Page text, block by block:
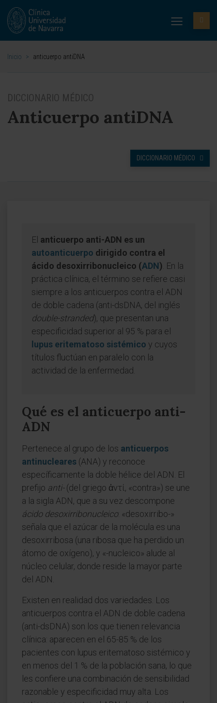
Inicio > anticuerpo antiDNA
DICCIONARIO MÉDICO
Anticuerpo antiDNA
DICCIONARIO MÉDICO
El anticuerpo anti-ADN es un
autoanticuerpo dirigido contra el
ácido desoxirribonucleico (ADN) . En la
práctica clínica, el término se refiere casi
siempre a los anticuerpos contra el ADN
de doble cadena (anti-dsDNA, del inglés
double-stranded), que presentan una
especificidad superior al 95 % para el
lupus eritematoso sistémico y cuyos
títulos fluctúan en paralelo con la
actividad de la enfermedad.
Qué es el anticuerpo anti-
ADN
Pertenece al grupo de los anticuerpos
antinucleares (ANA) y reconoce
específicamente la doble hélice del ADN. El
prefijo anti-(del griego ἀντί, «contra») se une
a la sigla ADN, que a su vez descompone
ácido desoxirribonucleico: «desoxirribo-»
señala que el azúcar de la molécula es una
desoxirribosa (una ribosa que ha perdido un
átomo de oxígeno), y «-nucleico» alude al
núcleo celular, donde reside la mayor parte
del ADN.
Existen en realidad dos variedades. Los
anticuerpos contra el ADN de doble cadena
(anti-dsDNA) son los que tienen relevancia
clínica: aparecen en el 65-85 % de los
pacientes con lupus eritematoso sistémico y
en menos del 1 % de la población sana, lo que
les confiere una combinación de sensibilidad
razonable y especificidad muy alta. Los